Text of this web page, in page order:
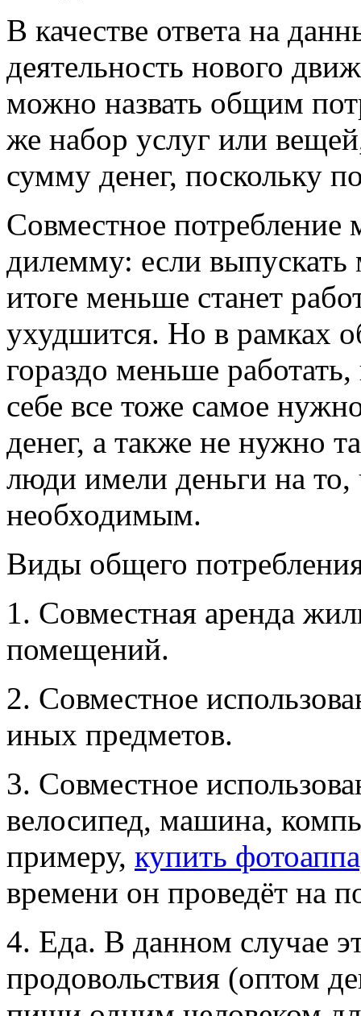
В качестве ответа на
деятельность нового
можно назвать общим
же набор услуг или
сумму денег, поскольку
Совместное потребление
дилемму: если
итоге меньше станет
ухудшится. Но в рамках
гораздо меньше
себе все тоже самое
денег, а также не нужно
люди имели деньги на то,
необходимым.
Виды общего
1. Совместная аренда
помещений.
2. Совместное
иных предметов.
3. Совместное
велосипед, машина,
примеру, купить
времени он проведёт на
4. Еда. В данном случае
продовольствия (оптом